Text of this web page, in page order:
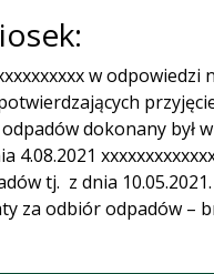
w
dokonany był
4.08.2021
tj. z dnia
za odbiór odpadów